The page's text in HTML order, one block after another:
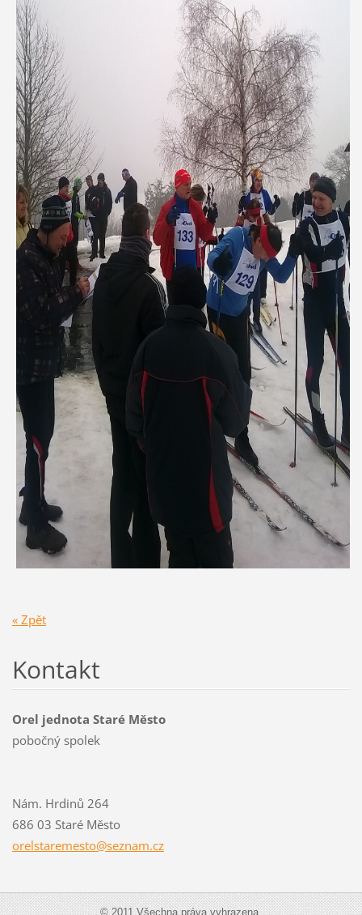
« Zpět
Kontakt
Orel jednota Staré Město
pobočný spolek
Nám. Hrdinů 264
686 03 Staré Město
orelstaremesto@seznam.cz
© 2011 Všechna práva vyhrazena.